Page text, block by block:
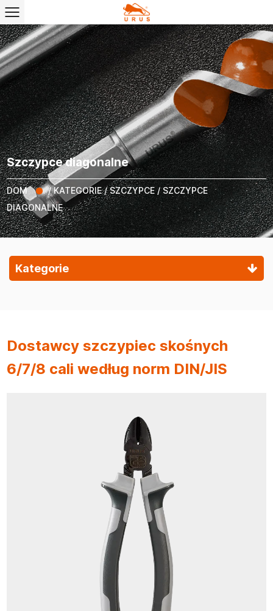
Szczypce diagonalne
DOM /KATEGORIE/SZCZYPCE /SZCZYPCE
DIAGONALNE
Kategorie
Dostawcy szczypiec skośnych
6/7/8 cali według norm DIN/JIS